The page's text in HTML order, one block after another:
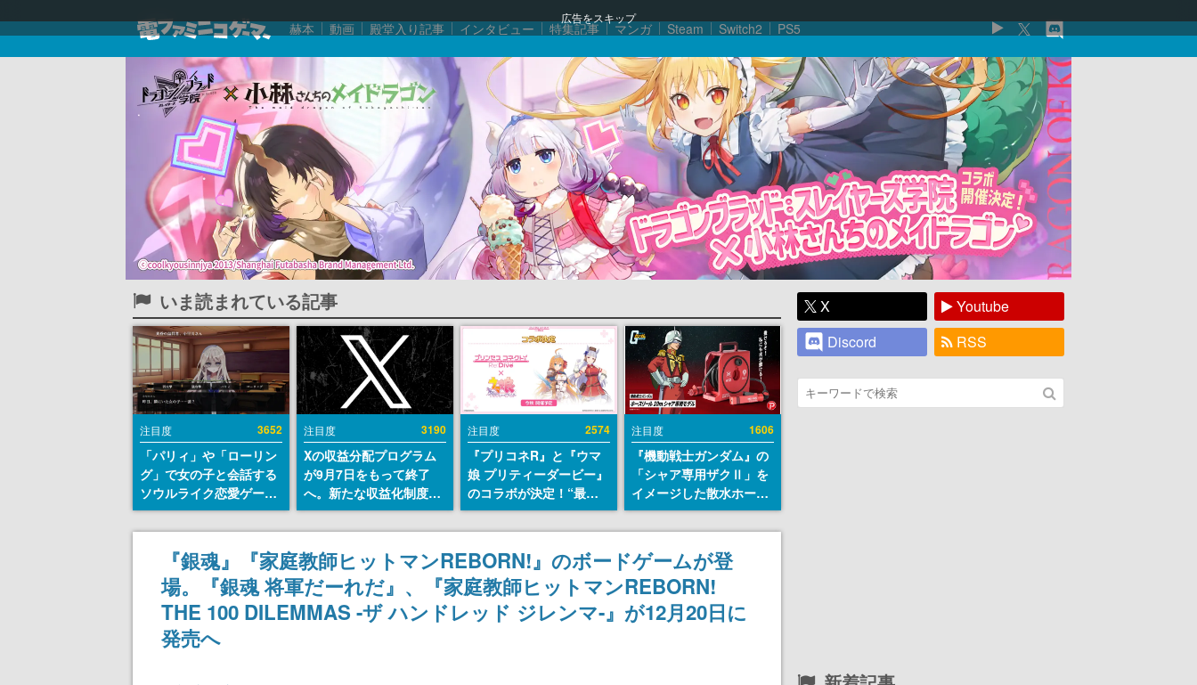
広告をスキップ
赫本 動画 殿堂入り記事 インタビュー 特集記事 マンガ Steam Switch2 PS5
いま読まれている記事
注目度 3652
「パリィ」や「ローリン
グ」で女の子と会話する
ソウルライク恋愛ゲーム
『小早川さんはソウルラ
イク』無料公開。返事に
失敗すると「YOU
DIED」
注目度 3190
Xの収益分配プログラム
が9月7日をもって終了
へ。新たな収益化制度
「Original Content
Rewards Program」を
発表
注目度 2574
『プリコネR』と『ウマ
娘 プリティーダービー』
のコラボが決定！“最大
170連無料”の8.5周年キ
ャンペーンなども発表
注目度 1606
『機動戦士ガンダム』の
「シャア専用ザクⅡ」を
イメージした散水ホース
リールが予約開始。本体
にはシャアのパーソナル
マークやジオン公国軍の
エンブレム、型式番号な
どを配置
『銀魂』『家庭教師ヒットマンREBORN!』のボードゲームが登
場。『銀魂 将軍だーれだ』、『家庭教師ヒットマンREBORN!
THE 100 DILEMMAS -ザ ハンドレッド ジレンマ-』が12月20日に
発売へ
X
Youtube
Discord
RSS